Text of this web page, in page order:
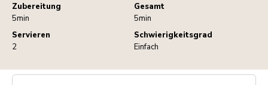
Zubereitung
5min
Gesamt
5min
Servieren
2
Schwierigkeitsgrad
Einfach